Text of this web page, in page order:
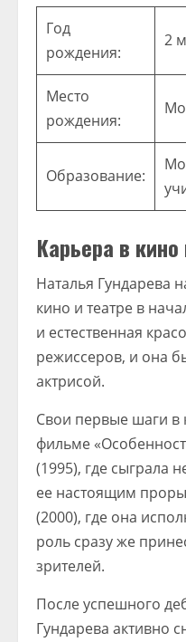
Год
рождения:
2
Место
рождения:
Образование:
Карьера в кино
Наталья Гундарева
кино и театре в
и естественная
режиссеров, и она
актрисой.
Свои первые шаги в
фильме
(1995), где сыграла
ее настоящим
(2000), где она
роль сразу же
зрителей.
После успешного
Гундарева активно